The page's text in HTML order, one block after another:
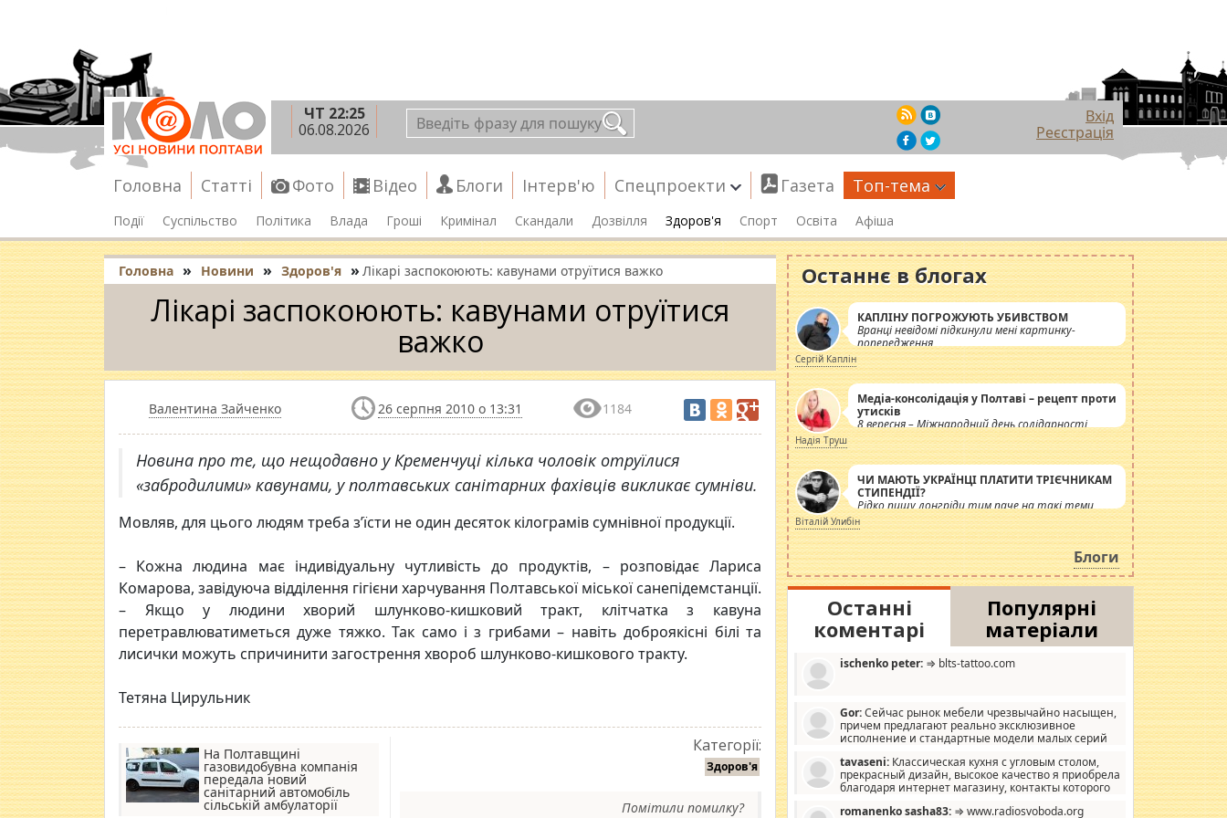
ЧТ 22:25
06.08.2026
Вхід
Реєстрація
Головна Статті Фото Відео Блоги Інтерв'ю Спецпроекти Газета Топ-тема
Події Суспільство Політика Влада Гроші Кримінал Скандали Дозвілля Здоров'я Спорт Освіта Афіша
Головна » Новини » Здоров'я » Лікарі заспокоюють: кавунами отруїтися важко
Лікарі заспокоюють: кавунами отруїтися
важко
Валентина Зайченко 26 серпня 2010 о 13:31 1184
Новина про те, що нещодавно у Кременчуці кілька чоловік отруїлися
«забродилими» кавунами, у полтавських санітарних фахівців викликає сумніви.
Мовляв, для цього людям треба з’їсти не один десяток кілограмів сумнівної продукції.
– Кожна людина має індивідуальну чутливість до продуктів, – розповідає Лариса
Комарова, завідуюча відділення гігієни харчування Полтавської міської санепідемстанції.
– Якщо у людини хворий шлунково-кишковий тракт, клітчатка з кавуна
перетравлюватиметься дуже тяжко. Так само і з грибами – навіть доброякісні білі та
лисички можуть спричинити загострення хвороб шлунково-кишкового тракту.
Тетяна Цирульник
На Полтавщині
газовидобувна компанія
передала новий
санітарний автомобіль
сільській амбулаторії
Категорії:
Здоров'я
Помітили помилку?
Останнє в блогах
КАПЛІНУ ПОГРОЖУЮТЬ УБИВСТВОМ
Вранці невідомі підкинули мені картинку-
попередження
Сергій Каплін
Медіа-консолідація у Полтаві – рецепт проти
утисків
8 вересня – Міжнародний день солідарності
журналістів.
Надія Труш
ЧИ МАЮТЬ УКРАЇНЦІ ПЛАТИТИ ТРІЄЧНИКАМ
СТИПЕНДІЇ?
Рідко пишу лонгріди тим паче на такі теми,
але вже просто дістало! Обурюють сьогоднішні
інсенуації навколо стипендіального питання.
Штучно роздувається ще одна соціальна
катастрофа.
Віталій Улибін
Блоги
Останні
коментарі
Популярні
матеріали
ischenko peter: ⇒ blts-tattoo.com
Gor:Сейчас рынок мебели чрезвычайно насыщен,
причем предлагают реально эксклюзивное
исполнение и стандартные модели малых серий
дизайну, мало походит на стандартные формы, в MebelOk,
креативненько и что главное - со вкусом все в порядке,
без ненужных наворотов удорожающих мебель, а это не
tavaseni: Классическая кухня с угловым столом,
прекрасный дизайн, высокое качество я приобрела
благодаря интернет магазину, контакты которого
romanenko sasha83: ⇒ www.radiosvoboda.org